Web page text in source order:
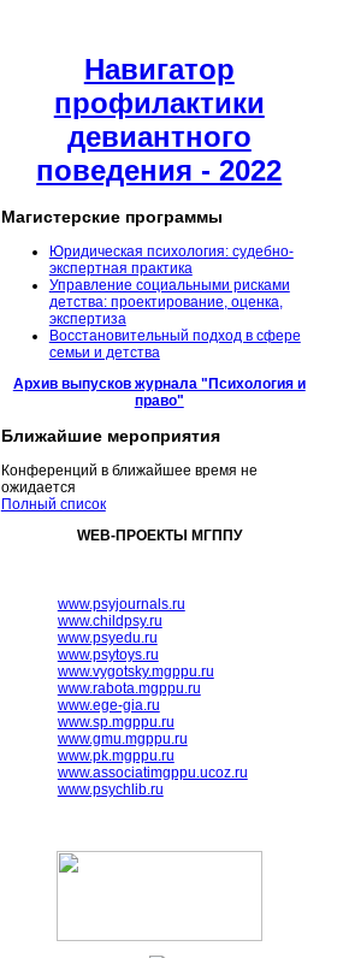
Навигатор
профилактики
девиантного
поведения - 2022
Магистерские программы
Юридическая психология: судебно-
экспертная практика
Управление социальными рисками
детства: проектирование, оценка,
экспертиза
Восстановительный подход в сфере
семьи и детства
Архив выпусков журнала "Психология и
право"
Ближайшие мероприятия
Конференций в ближайшее время не
ожидается
Полный список
WEB-ПРОЕКТЫ МГППУ
www.psyjournals.ru
www.childpsy.ru
www.psyedu.ru
www.psytoys.ru
www.vygotsky.mgppu.ru
www.rabota.mgppu.ru
www.ege-gia.ru
www.sp.mgppu.ru
www.gmu.mgppu.ru
www.pk.mgppu.ru
www.associatimgppu.ucoz.ru
www.psychlib.ru